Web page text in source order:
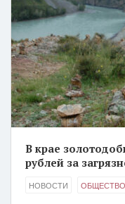
В крае
рублей за
НОВОСТИ ОБЩЕСТВО